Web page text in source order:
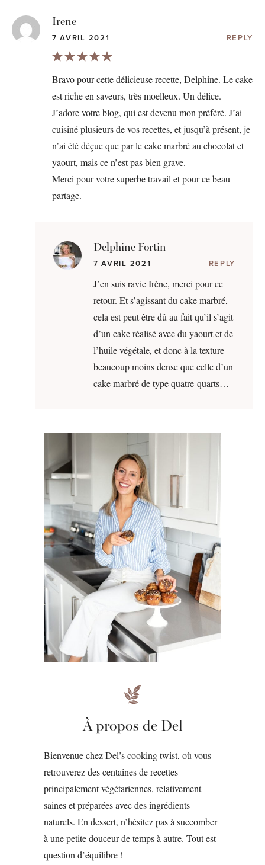
Irene
7 AVRIL 2021 REPLY
Bravo pour cette délicieuse recette, Delphine. Le cake
est riche en saveurs, très moelleux. Un délice.
J’adore votre blog, qui est devenu mon préféré. J’ai
cuisiné plusieurs de vos recettes, et jusqu’à présent, je
n’ai été déçue que par le cake marbré au chocolat et
yaourt, mais ce n’est pas bien grave.
Merci pour votre superbe travail et pour ce beau
partage.
Delphine Fortin
7 AVRIL 2021 REPLY
J’en suis ravie Irène, merci pour ce
retour. Et s’agissant du cake marbré,
cela est peut être dû au fait qu’il s’agit
d’un cake réalisé avec du yaourt et de
l’huile végétale, et donc à la texture
beaucoup moins dense que celle d’un
cake marbré de type quatre-quarts…
À propos de Del
Bienvenue chez Del’s cooking twist, où vous
retrouverez des centaines de recettes
principalement végétariennes, relativement
saines et préparées avec des ingrédients
naturels. En dessert, n’hésitez pas à succomber
à une petite douceur de temps à autre. Tout est
question d’équilibre !